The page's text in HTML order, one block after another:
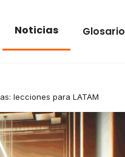
Noticias Glosario
lecciones para LATAM